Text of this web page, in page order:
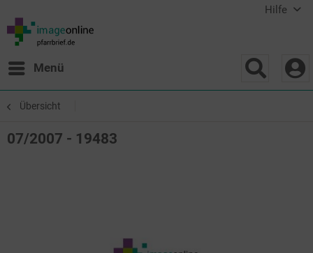
Hilfe
Menü
Übersicht
07/2007 - 19483